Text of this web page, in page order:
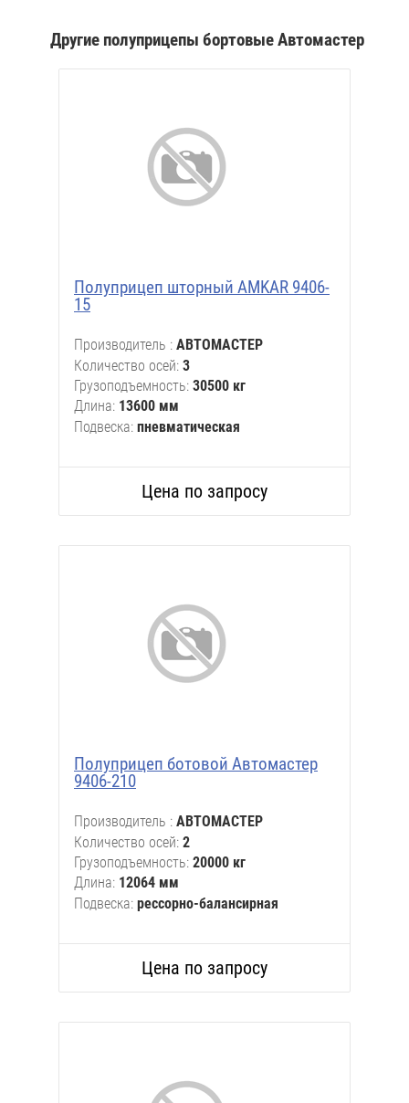
Другие полуприцепы бортовые Автомастер
Полуприцеп шторный AMKAR 9406-
15
Производитель
АВТОМАСТЕР
Количество осей 3
Грузоподъемность 30500 кг
Длина 13600 мм
Подвеска пневматическая
Цена по запросу
Полуприцеп ботовой Автомастер
9406-210
Производитель
АВТОМАСТЕР
Количество осей 2
Грузоподъемность 20000 кг
Длина 12064 мм
Подвеска рессорно-балансирная
Цена по запросу